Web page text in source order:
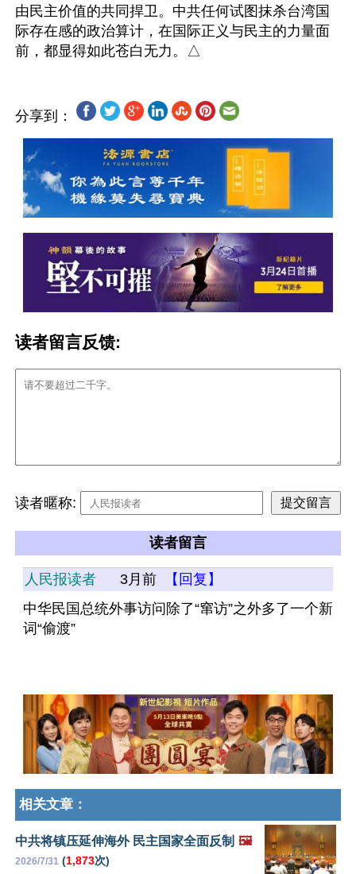
由民主价值的共同捍卫。中共任何试图抹杀台湾国
际存在感的政治算计，在国际正义与民主的力量面
分享到：
读者留言反馈:
读者暱称:
读者留言
人民报读者 3月前
【回复】
中华民国总统外事访问除了“窜访”之外多了一个新
词“偷渡”
相关文章：
中共将镇压延伸海外 民主国家全面反制 🖼️
2026/7/31 (1,873次)